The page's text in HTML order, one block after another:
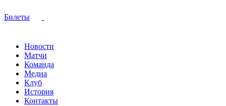
Билеты
Новости
Матчи
Команда
Медиа
Клуб
История
Контакты